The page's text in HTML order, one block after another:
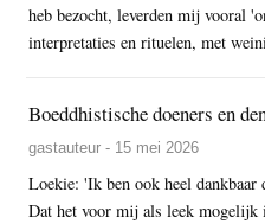
heb bezocht, leverden mij vooral
interpretaties en rituelen, met
Boeddhistische doeners en
gastauteur - 15 mei 2026
Loekie: 'Ik ben ook heel
Dat het voor mij als leek mogelijk